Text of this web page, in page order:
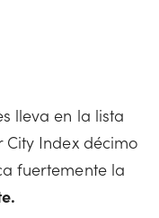
lleva en la lista
Index décimo
fuertemente la